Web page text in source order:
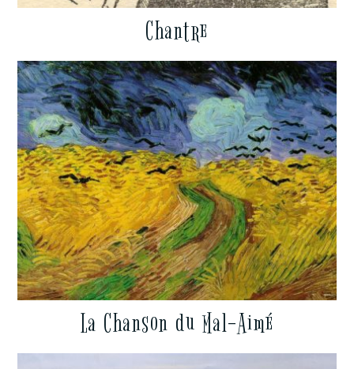
Chantre
La Chanson du Mal-Aimé